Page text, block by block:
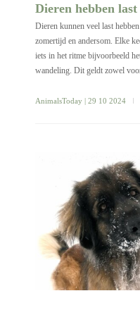
Dieren hebben
Dieren kunnen veel last
zomertijd en andersom. Elke
iets in het ritme bijvoorbeeld
wandeling. Dit geldt zowel
AnimalsToday | 29 10 2024